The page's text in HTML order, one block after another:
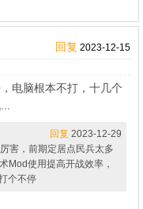
回复 2023-12-15
电脑根本不打，十几个
回复 2023-12-29
害，前期定居点民兵太多
Mod使用提高开战效率，
个不停